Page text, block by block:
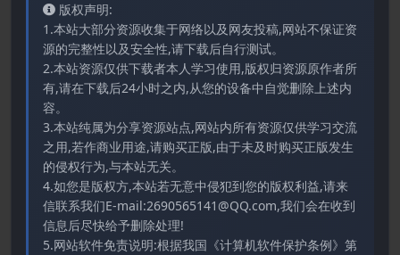
版权声明:
1.本站大部分资源收集于网络以及网友投稿,网站不保证资
源的完整性以及安全性,请下载后自行测试。
2.本站资源仅供下载者本人学习使用,版权归资源原作者所
有,请在下载后24小时之内,从您的设备中自觉删除上述内
容。
3.本站纯属为分享资源站点,网站内所有资源仅供学习交流
之用,若作商业用途,请购买正版,由于未及时购买正版发生
的侵权行为,与本站无关。
4.如您是版权方,本站若无意中侵犯到您的版权利益,请来
信联系我们E-mail:2690565141@QQ.com,我们会在收到
信息后尽快给予删除处理!
5.网站软件免责说明:根据我国《计算机软件保护条例》第